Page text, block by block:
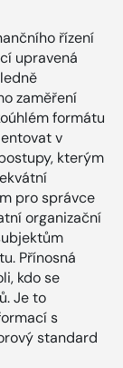
řízení
upravená
zaměření
formátu
v
kterým
pro správce
organizační
Přínosná
kdo se
Je to
s
standard